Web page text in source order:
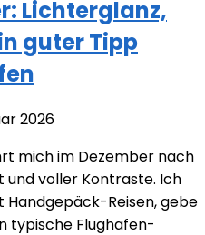
Lichterglanz,
guter Tipp
2026
mich im Dezember nach
voller Kontraste. Ich
Reisen, gebe
typische Flughafen-